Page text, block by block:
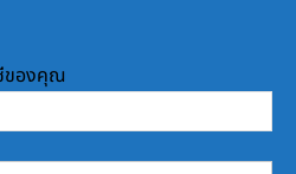
ของคุณ